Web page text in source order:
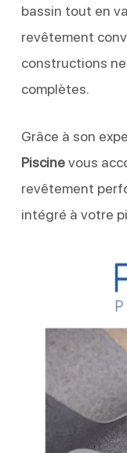
bassin tout en
revêtement
constructions
complètes.
Grâce à son
Piscinevous
revêtement
intégré à votre